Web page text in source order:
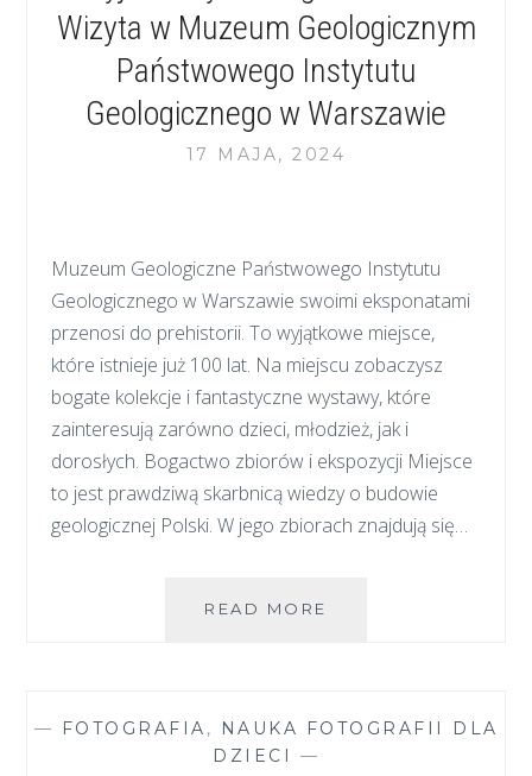
Wizyta w Muzeum Geologicznym
Państwowego Instytutu
Geologicznego w Warszawie
17 MAJA, 2024
Muzeum Geologiczne Państwowego Instytutu
Geologicznego w Warszawie swoimi eksponatami
przenosi do prehistorii. To wyjątkowe miejsce,
które istnieje już 100 lat. Na miejscu zobaczysz
bogate kolekcje i fantastyczne wystawy, które
zainteresują zarówno dzieci, młodzież, jak i
dorosłych. Bogactwo zbiorów i ekspozycji Miejsce
to jest prawdziwą skarbnicą wiedzy o budowie
geologicznej Polski. W jego zbiorach znajdują się…
READ MORE
WIZYTA
— FOTOGRAFIA ,
NAUKA FOTOGRAFII DLA
DZIECI
—